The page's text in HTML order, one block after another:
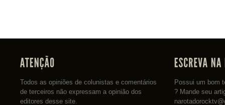
Todos as opiniões de colunistas e comentários
de terceiros não expressam a opinião dos
editores desse site.
Possui um bom
? Mande seu